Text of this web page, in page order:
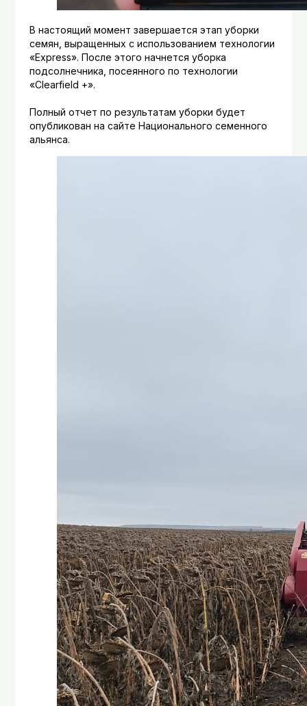
В настоящий момент завершается этап уборки
семян, выращенных с использованием технологии
«Express». После этого начнется уборка
подсолнечника, посеянного по технологии
«Clearfield +».
Полный отчет по результатам уборки будет
опубликован на сайте Национального семенного
альянса.